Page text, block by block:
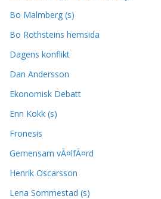
Bo Malmberg (s)
Bo Rothsteins hemsida
Dagens konflikt
Dan Andersson
Ekonomisk Debatt
Enn Kokk (s)
Fronesis
Gemensam vÃ¤lfÃ¤rd
Henrik Oscarsson
Lena Sommestad (s)